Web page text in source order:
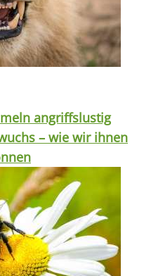
angriffslustig
– wie wir ihnen